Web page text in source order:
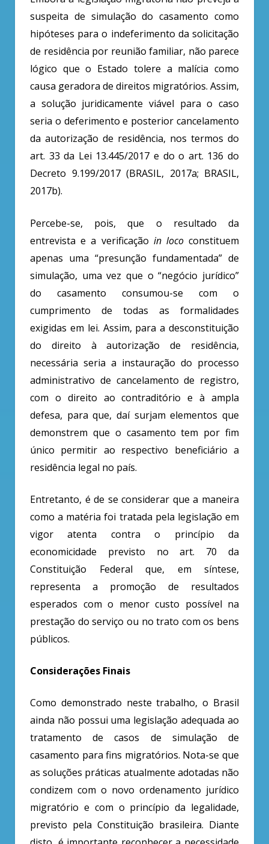
suspeita de simulação do casamento como
hipóteses para o indeferimento da solicitação
de residência por reunião familiar, não parece
lógico que o Estado tolere a malícia como
causa geradora de direitos migratórios. Assim,
a solução juridicamente viável para o caso
seria o deferimento e posterior cancelamento
da autorização de residência, nos termos do
art. 33 da Lei 13.445/2017 e do o art. 136 do
Decreto 9.199/2017 (BRASIL, 2017a; BRASIL,
2017b).
Percebe-se, pois, que o resultado da
entrevista e a verificação in lococonstituem
apenas uma “presunção fundamentada” de
simulação, uma vez que o “negócio jurídico”
do casamento consumou-se com o
cumprimento de todas as formalidades
exigidas em lei. Assim, para a desconstituição
do direito à autorização de residência,
necessária seria a instauração do processo
administrativo de cancelamento de registro,
com o direito ao contraditório e à ampla
defesa, para que, daí surjam elementos que
demonstrem que o casamento tem por fim
único permitir ao respectivo beneficiário a
residência legal no país.
Entretanto, é de se considerar que a maneira
como a matéria foi tratada pela legislação em
vigor atenta contra o princípio da
economicidade previsto no art. 70 da
Constituição Federal que, em síntese,
representa a promoção de resultados
esperados com o menor custo possível na
prestação do serviço ou no trato com os bens
públicos.
Considerações Finais
Como demonstrado neste trabalho, o Brasil
ainda não possui uma legislação adequada ao
tratamento de casos de simulação de
casamento para fins migratórios. Nota-se que
as soluções práticas atualmente adotadas não
condizem com o novo ordenamento jurídico
migratório e com o princípio da legalidade,
previsto pela Constituição brasileira. Diante